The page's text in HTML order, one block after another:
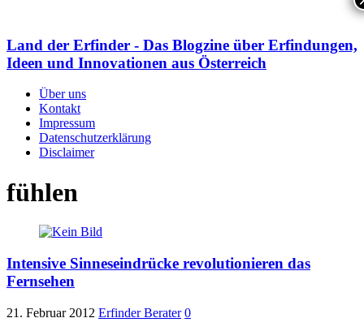
Land der Erfinder - Das Blogzine über Erfindungen,
Ideen und Innovationen aus Österreich
Über uns
Kontakt
Impressum
Datenschutzerklärung
Disclaimer
fühlen
Intensive Sinneseindrücke revolutionieren das
Fernsehen
21. Februar 2012 Erfinder Berater 0